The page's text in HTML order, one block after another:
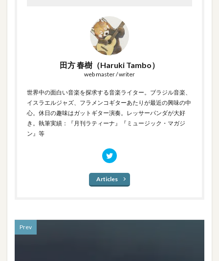
田方 春樹（Haruki Tambo）
web master / writer
世界中の面白い音楽を探求する音楽ライター。ブラジル音楽、
イスラエルジャズ、フラメンコギターあたりが最近の興味の中
心。休日の趣味はガットギター演奏。レッサーパンダが大好
き。執筆実績：『月刊ラティーナ』『ミュージック・マガジ
ン』等
Articles
Prev